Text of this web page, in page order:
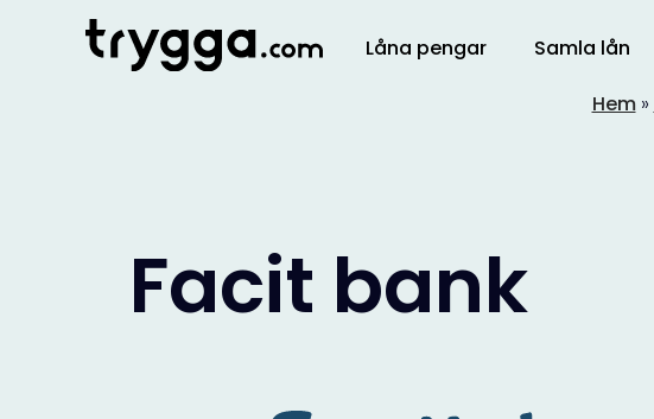
Låna pengar Samla lån
Hem»
Facit bank